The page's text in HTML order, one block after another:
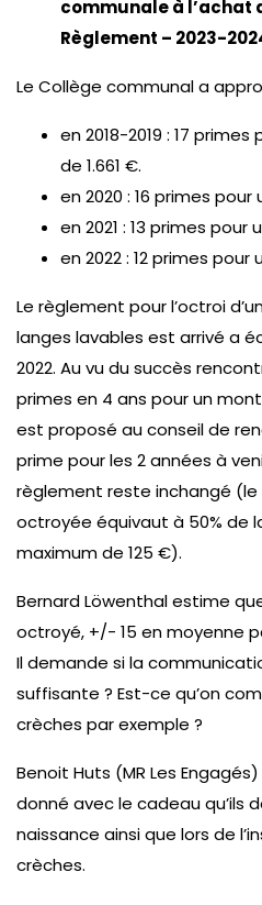
communale à l’achat
Règlement – 2023-
Le Collège communal a
en 2018-2019 : 17
de 1.661 €.
en 2020 : 16 primes
en 2021 : 13 primes
en 2022 : 12 primes
Le règlement pour l’octroi
langes lavables est arrivé a
2022. Au vu du succès
primes en 4 ans pour un
est proposé au conseil de
prime pour les 2 années à
règlement reste inchangé
octroyée équivaut à 50% de
maximum de 125 €).
Bernard Löwenthal estime
octroyé, +/- 15 en moyenne
Il demande si la
suffisante ? Est-ce qu’on
crèches par exemple ?
Benoit Huts (MR Les
donné avec le cadeau qu’ils
naissance ainsi que lors de
crèches.